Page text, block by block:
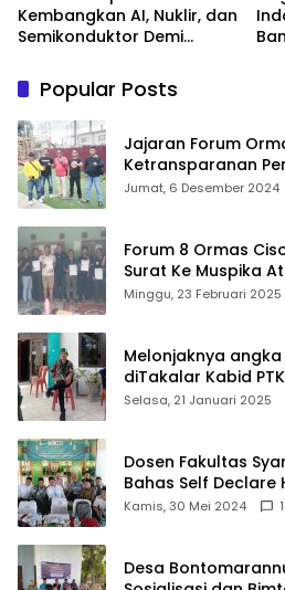
Kembangkan AI, Nuklir, dan
Semikonduktor Demi
Indonesia
Popular Posts
Jajaran Forum
Ketransparanan
Damkar Di
Jumat, 6 Desember 2024
Forum 8 Ormas
Surat Ke Muspika
Matel di Cisoka
Minggu, 23 Februari 2025
Melonjaknya
diTakalar Kabid
angkat bicara
Selasa, 21 Januari 2025
Dosen Fakultas
Bahas Self
Ijtima Ulama MUI
Kamis, 30 Mei 2024
Desa